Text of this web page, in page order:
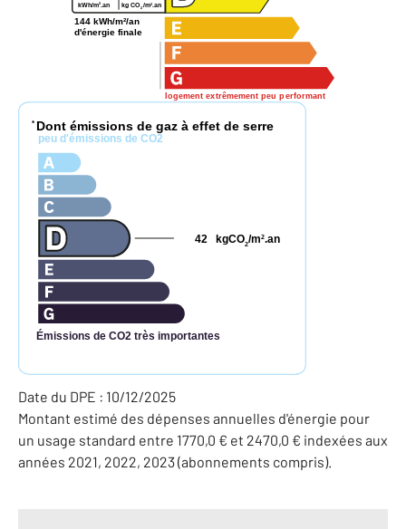
logement extrêmement peu performant
kWh/m2.an kg CO2 /m2 .an
144 kWh/m²/an
d'énergie finale
* Dont émissions de gaz à effet de serre
peu d'émissions de CO2
Émissions de CO2 très importantes
kgCO2/m2.an
42
Date du DPE : 10/12/2025
Montant estimé des dépenses annuelles d'énergie pour
un usage standard entre 1770,0 € et 2470,0 € indexées aux
années 2021, 2022, 2023 (abonnements compris).